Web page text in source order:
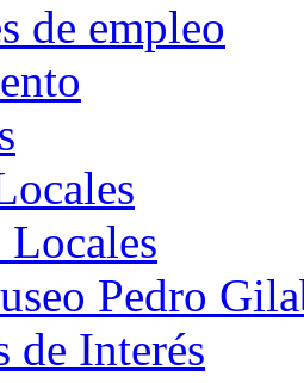
de empleo
Pedro
de Interés